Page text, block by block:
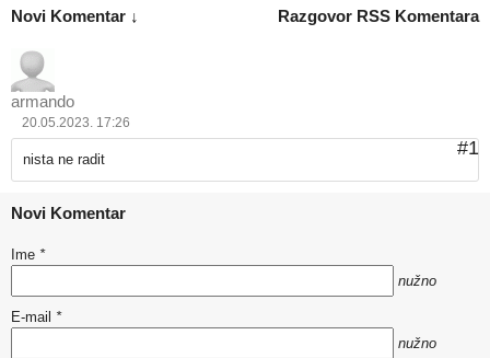
Razgovor RSS Komentara
Novi Komentar ↓
armando
20.05.2023. 17:26
#1
nista ne radit
Novi Komentar
Ime *
nužno
E-mail *
nužno